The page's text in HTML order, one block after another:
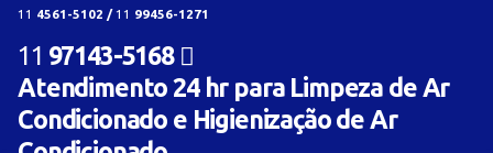
11 4561-5102 / 11 99456-1271
11 97143-5168
Atendimento 24 hr para Limpeza de Ar
Condicionado e Higienização de Ar